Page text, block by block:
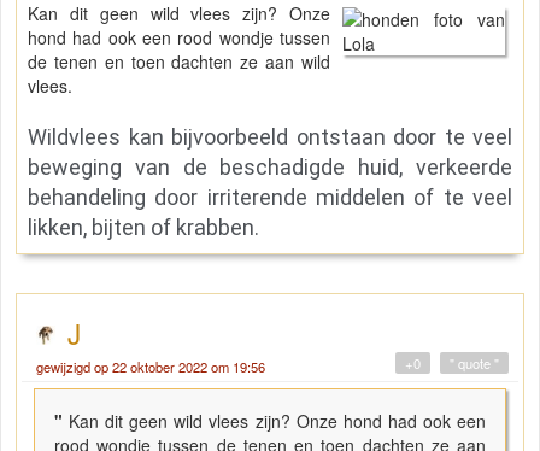
Kan dit geen wild vlees zijn? Onze
hond had ook een rood wondje tussen
de tenen en toen dachten ze aan wild
vlees.
Wildvlees kan bijvoorbeeld ontstaan door te veel
beweging van de beschadigde huid, verkeerde
behandeling door irriterende middelen of te veel
likken, bijten of krabben.
J
gewijzigd op 22 oktober 2022 om 19:56 " quote "
+0
" Kan dit geen wild vlees zijn? Onze hond had ook een
rood wondje tussen de tenen en toen dachten ze aan